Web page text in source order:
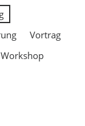
Vortrag
Workshop